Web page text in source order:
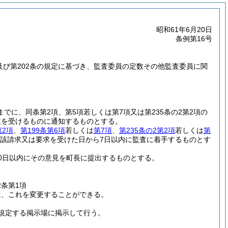
昭和61年6月20日
条例第16号
び第202条の規定に基づき、監査委員の定数その他監査委員に関
に、同条第2項、第5項若しくは第7項又は第235条の2第2項の
受けるものに通知するものとする。
2項 第199条第6項若しくは第7項 第235条の2第2項若しくは第
請求又は要求を受けた日から7日以内に監査に着手するものとす
以内にその意見を町長に提出するものとする。
第1項
これを変更することができる。
定する掲示場に掲示して行う。